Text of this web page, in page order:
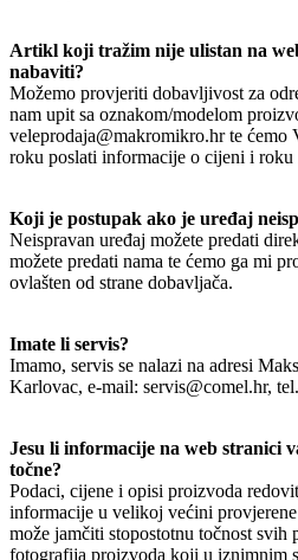
Artikl koji tražim nije ulistan na
nabaviti?
Možemo provjeriti dobavljivost za
nam upit sa oznakom/modelom
veleprodaja@makromikro.hr te ćemo
roku poslati informacije o cijeni i roku
Koji je postupak ako je uređaj
Neispravan uređaj možete predati
možete predati nama te ćemo ga mi
ovlašten od strane dobavljača.
Imate li servis?
Imamo, servis se nalazi na adresi
Karlovac, e-mail: servis@comel.hr,
Jesu li informacije na web stranici
točne?
Podaci, cijene i opisi proizvoda
informacije u velikoj većini
može jamčiti stopostotnu točnost svih
fotografija proizvoda koji u iznimnim